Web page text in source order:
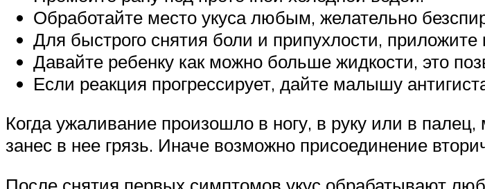
Обработайте место укуса любым, желательно
Для быстрого снятия боли и припухлости,
Давайте ребенку как можно больше жидкости, это
Если реакция прогрессирует, дайте малышу
Когда ужаливание произошло в ногу, в руку или в
занес в нее грязь. Иначе возможно присоединение